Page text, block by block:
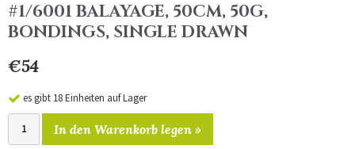
#1/6001 BALAYAGE, 50CM, 50G,
BONDINGS, SINGLE DRAWN
€54
es gibt 18 Einheiten auf Lager
In den Warenkorb legen »